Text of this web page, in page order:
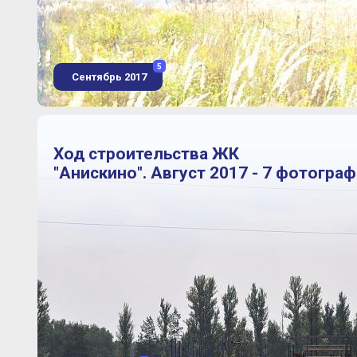
Сентябрь 2017
5
Ход строительства ЖК
"Анискино". Август 2017 - 7